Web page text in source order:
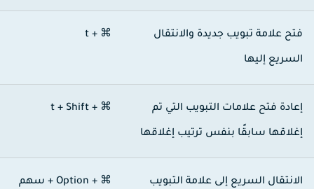
علامة تبويب جديدة والانتقال
إليها
⌘ + t
فتح علامات التبويب التي تم
سابقًا بنفس ترتيب إغلاقها
⌘ + Shift‏ + t
السريع إلى علامة التبويب ⌘ + Option + سهم